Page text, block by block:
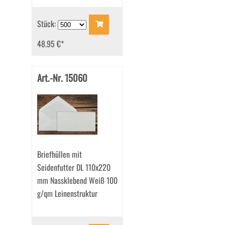
Stück:
48.95 €*
Art.-Nr. 15060
Briefhüllen mit
Seidenfutter DL 110x220
mm Nassklebend Weiß 100
g/qm Leinenstruktur